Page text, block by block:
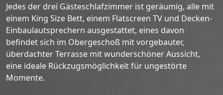
Jedes der drei Gästeschlafzimmer ist geräumig, alle mit
einem King Size Bett, einem Flatscreen TV und Decken-
Einbaulautsprechern ausgestattet, eines davon
befindet sich im Obergeschoß mit vorgebauter,
überdachter Terrasse mit wunderschöner Aussicht,
eine ideale Rückzugsmöglichkeit für ungestörte
Momente.